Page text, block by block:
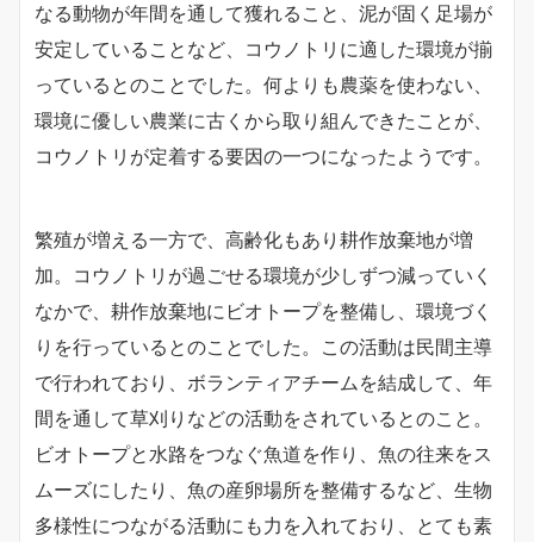
なる動物が年間を通して獲れること、泥が固く足場が
安定していることなど、コウノトリに適した環境が揃
っているとのことでした。何よりも農薬を使わない、
環境に優しい農業に古くから取り組んできたことが、
コウノトリが定着する要因の一つになったようです。
繁殖が増える一方で、高齢化もあり耕作放棄地が増
加。コウノトリが過ごせる環境が少しずつ減っていく
なかで、耕作放棄地にビオトープを整備し、環境づく
りを行っているとのことでした。この活動は民間主導
で行われており、ボランティアチームを結成して、年
間を通して草刈りなどの活動をされているとのこと。
ビオトープと水路をつなぐ魚道を作り、魚の往来をス
ムーズにしたり、魚の産卵場所を整備するなど、生物
多様性につながる活動にも力を入れており、とても素